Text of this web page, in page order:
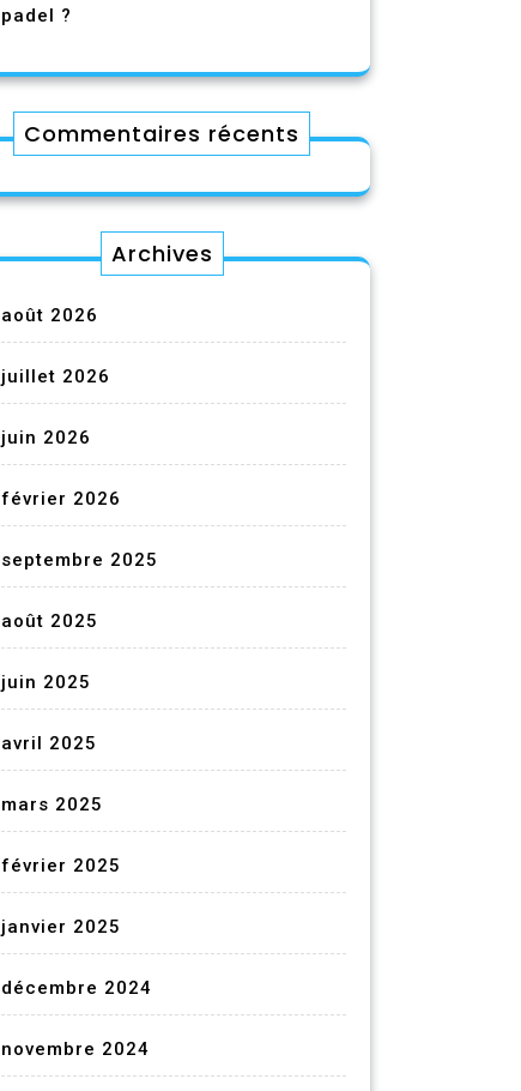
padel ?
Commentaires récents
Archives
août 2026
juillet 2026
juin 2026
février 2026
septembre 2025
août 2025
juin 2025
avril 2025
mars 2025
février 2025
janvier 2025
décembre 2024
novembre 2024